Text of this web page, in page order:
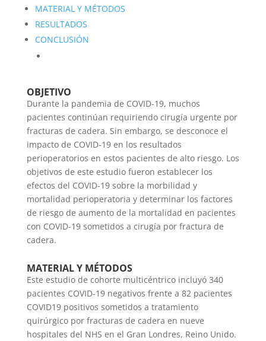
MATERIAL Y MÉTODOS
RESULTADOS
CONCLUSIÓN
OBJETIVO
Durante la pandemia de COVID-19, muchos
pacientes continúan requiriendo cirugía urgente por
fracturas de cadera. Sin embargo, se desconoce el
impacto de COVID-19 en los resultados
perioperatorios en estos pacientes de alto riesgo. Los
objetivos de este estudio fueron establecer los
efectos del COVID-19 sobre la morbilidad y
mortalidad perioperatoria y determinar los factores
de riesgo de aumento de la mortalidad en pacientes
con COVID-19 sometidos a cirugía por fractura de
cadera.
MATERIAL Y MÉTODOS
Este estudio de cohorte multicéntrico incluyó 340
pacientes COVID-19 negativos frente a 82 pacientes
COVID19 positivos sometidos a tratamiento
quirúrgico por fracturas de cadera en nueve
hospitales del NHS en el Gran Londres, Reino Unido.